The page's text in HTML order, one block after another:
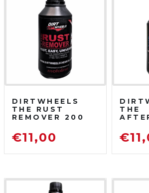
DIRTWHEELS
THE RUST
REMOVER 200
DISOSSIDANTE
RIMUOVI
€11,00
THE
€